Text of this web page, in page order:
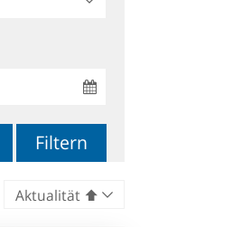
Filtern